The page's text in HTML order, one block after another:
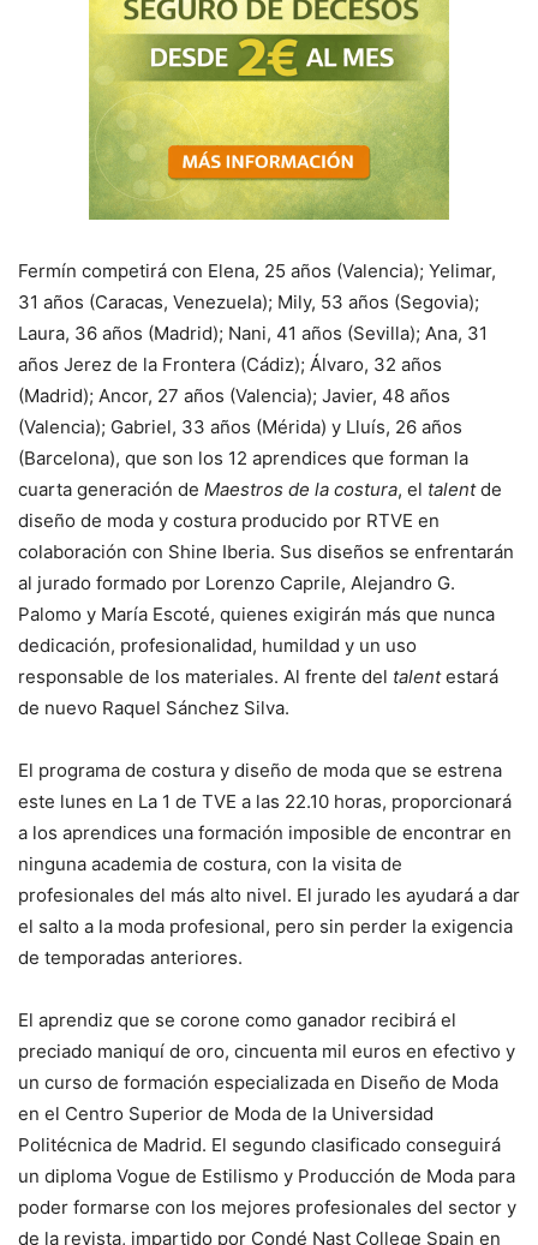
Fermín competirá con Elena, 25 años (Valencia); Yelimar,
31 años (Caracas, Venezuela); Mily, 53 años (Segovia);
Laura, 36 años (Madrid); Nani, 41 años (Sevilla); Ana, 31
años Jerez de la Frontera (Cádiz); Álvaro, 32 años
(Madrid); Ancor, 27 años (Valencia); Javier, 48 años
(Valencia); Gabriel, 33 años (Mérida) y Lluís, 26 años
(Barcelona), que son los 12 aprendices que forman la
cuarta generación de Maestros de la costura, el talentde
diseño de moda y costura producido por RTVE en
colaboración con Shine Iberia. Sus diseños se enfrentarán
al jurado formado por Lorenzo Caprile, Alejandro G.
Palomo y María Escoté, quienes exigirán más que nunca
dedicación, profesionalidad, humildad y un uso
responsable de los materiales. Al frente del talentestará
de nuevo Raquel Sánchez Silva.
El programa de costura y diseño de moda que se estrena
este lunes en La 1 de TVE a las 22.10 horas, proporcionará
a los aprendices una formación imposible de encontrar en
ninguna academia de costura, con la visita de
profesionales del más alto nivel. El jurado les ayudará a dar
el salto a la moda profesional, pero sin perder la exigencia
de temporadas anteriores.
El aprendiz que se corone como ganador recibirá el
preciado maniquí de oro, cincuenta mil euros en efectivo y
un curso de formación especializada en Diseño de Moda
en el Centro Superior de Moda de la Universidad
Politécnica de Madrid. El segundo clasificado conseguirá
un diploma Vogue de Estilismo y Producción de Moda para
poder formarse con los mejores profesionales del sector y
de la revista, impartido por Condé Nast College Spain en